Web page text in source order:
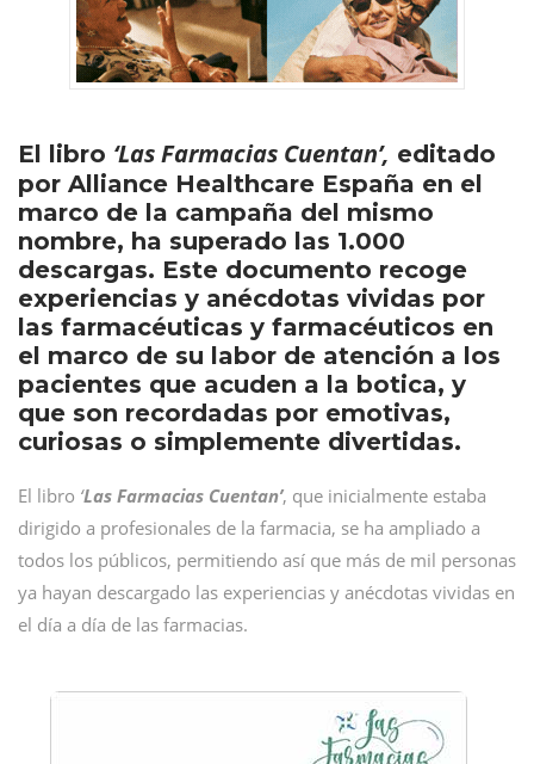
El libro ‘Las Farmacias Cuentan’, editado
por Alliance Healthcare España en el
marco de la campaña del mismo
nombre, ha superado las 1.000
descargas. Este documento recoge
experiencias y anécdotas vividas por
las farmacéuticas y farmacéuticos en
el marco de su labor de atención a los
pacientes que acuden a la botica, y
que son recordadas por emotivas,
curiosas o simplemente divertidas.
El libro ‘Las Farmacias Cuentan’, que inicialmente estaba
dirigido a profesionales de la farmacia, se ha ampliado a
todos los públicos, permitiendo así que más de mil personas
ya hayan descargado las experiencias y anécdotas vividas en
el día a día de las farmacias.